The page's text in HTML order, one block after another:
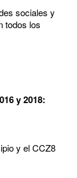
sociales y
todos los
y 2018:
y el CCZ8